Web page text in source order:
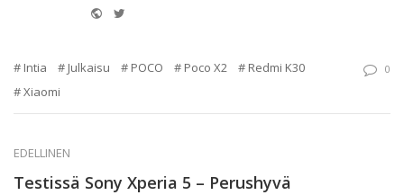
Website
Intia Julkaisu POCO Poco X2
Redmi K30
Xiaomi
0
EDELLINEN
Testissä Sony Xperia 5 – Perushyvä